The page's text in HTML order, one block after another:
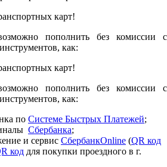
карт!
пополнить без комиссии с
как:
карт!
пополнить без комиссии с
как:
по Cистеме Быстрых Платежей;
Сбербанка;
и сервис СбербанкOnline (QR код
код для покупки проездного в г.